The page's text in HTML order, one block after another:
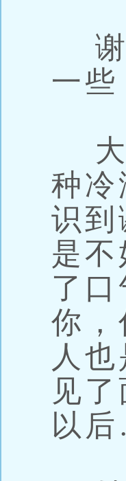
谢
一
大
种
识
是
了
你
人
见
以